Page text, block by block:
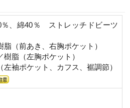
％、綿40％ ストレッチドビーツ
（前あき、右胸ポケット）
脂（左胸ポケット）
左袖ポケット、カフス、裾調節）